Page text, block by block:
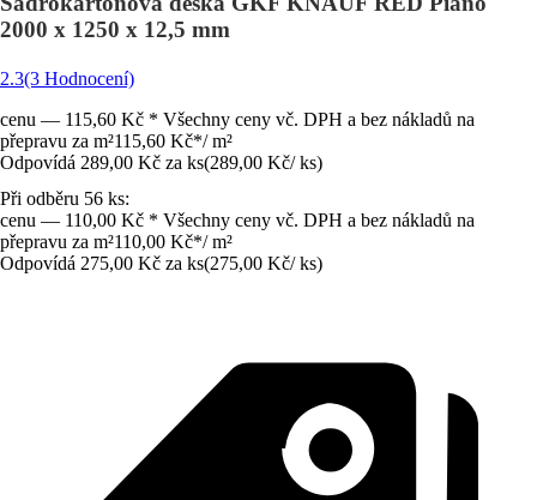
2000 x 1250 x 12,5 mm
2.3(3 Hodnocení)
cenu — 115,60 Kč * Všechny ceny vč. DPH a bez nákladů na
přepravu za m²115,60 Kč*/ m²
Odpovídá 289,00 Kč za ks(289,00 Kč/ ks)
Při odběru 56 ks:
cenu — 110,00 Kč * Všechny ceny vč. DPH a bez nákladů na
přepravu za m²110,00 Kč*/ m²
Odpovídá 275,00 Kč za ks(275,00 Kč/ ks)